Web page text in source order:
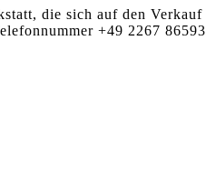
die sich auf den
+49 2267